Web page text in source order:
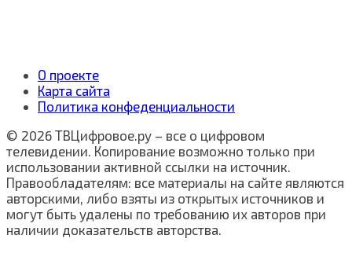
О проекте
Карта сайта
Политика конфеденциальности
© 2026 ТВЦифровое.ру – все о цифровом
телевидении. Копирование возможно только при
использовании активной ссылки на источник.
Правообладателям: все материалы на сайте являются
авторскими, либо взяты из открытых источников и
могут быть удалены по требованию их авторов при
наличии доказательств авторства.